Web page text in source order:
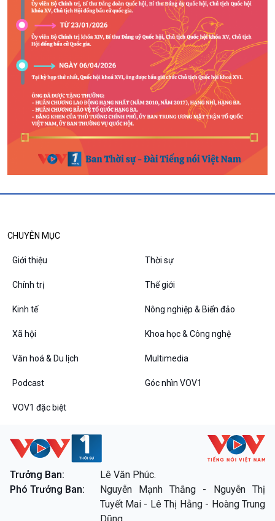
Chuyên gia của bạn
Xã hội chuyển động
Bước chân đến trường
Văn hoá & Du lịch
Tin Văn hoá & Du lịch
Chát với người nổi tiếng
Câu chuyện Thể thao
Multimedia
Ảnh
Video
Bình luận
10 phút Sự kiện - Luận bàn
Câu chuyện thời sự
Dòng chảy sự kiện
Diễn đàn chủ nhật
VOV1 đặc biệt
Thanh âm ký sự
Chân dung cuộc sống
Các chương trình đặc biệt
CHUYÊN MỤC
Giới thiệu Thời sự
Chính trị Thế giới
Kinh tế Nông nghiệp & Biển đảo
Xã hội Khoa học & Công nghệ
Văn hoá & Du lịch Multimedia
Podcast Góc nhìn VOV1
VOV1 đặc biệt
Trưởng Ban:
Lê Văn Phúc.
Phó Trưởng Ban:
Nguyễn Mạnh Thắng - Nguyễn Thị
Tuyết Mai - Lê Thị Hằng - Hoàng Trung